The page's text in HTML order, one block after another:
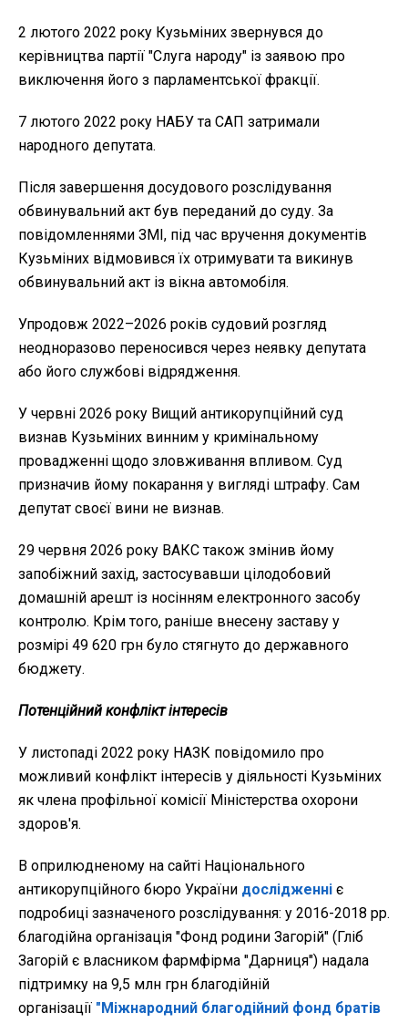
2 лютого 2022 року Кузьміних звернувся до
керівництва партії "Слуга народу" із заявою про
виключення його з парламентської фракції.
7 лютого 2022 року НАБУ та САП затримали
народного депутата.
Після завершення досудового розслідування
обвинувальний акт був переданий до суду. За
повідомленнями ЗМІ, під час вручення документів
Кузьміних відмовився їх отримувати та викинув
обвинувальний акт із вікна автомобіля.
Упродовж 2022–2026 років судовий розгляд
неодноразово переносився через неявку депутата
або його службові відрядження.
У червні 2026 року Вищий антикорупційний суд
визнав Кузьміних винним у кримінальному
провадженні щодо зловживання впливом. Суд
призначив йому покарання у вигляді штрафу. Сам
депутат своєї вини не визнав.
29 червня 2026 року ВАКС також змінив йому
запобіжний захід, застосувавши цілодобовий
домашній арешт із носінням електронного засобу
контролю. Крім того, раніше внесену заставу у
розмірі 49 620 грн було стягнуто до державного
бюджету.
Потенційний конфлікт інтересів
У листопаді 2022 року НАЗК повідомило про
можливий конфлікт інтересів у діяльності Кузьміних
як члена профільної комісії Міністерства охорони
здоров'я.
В оприлюдненому на сайті Національного
антикорупційного бюро України дослідженні є
подробиці зазначеного розслідування: у 2016-2018 рр.
благодійна організація "Фонд родини Загорій" (Гліб
Загорій є власником фармфірма "Дарниця") надала
підтримку на 9,5 млн грн благодійній
організації "Міжнародний благодійний фонд братів